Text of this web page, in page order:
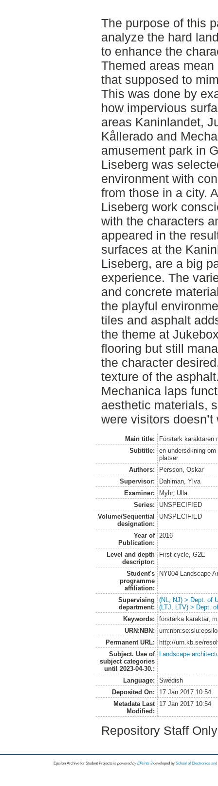
The purpose of this
analyze the hard
to enhance the
Themed areas
that supposed to
This was done by
how impervious
areas Kaninlandet,
Kållerado and
amusement park in
Liseberg was
environment with
from those in a city.
Liseberg work
with the characters
appeared in the
surfaces at the
Liseberg, are a big
experience. The
and concrete
the playful
tiles and asphalt
the theme at
flooring but still
the character
texture of the
Mechanica laps
aesthetic materials,
were visitors doesn’t
Main title:
Förstärk karaktären
Subtitle:
en undersökning
platser
Authors:
Persson, Oskar
Supervisor:
Dahlman, Ylva
Examiner:
Myhr, Ulla
Series:
UNSPECIFIED
Volume/Sequential
designation:
UNSPECIFIED
Year of
Publication:
2016
Level and depth
descriptor:
First cycle, G2E
Student's
programme
affiliation:
NY004 Landscape
Supervising
department:
(NL, NJ) > Dept. of
(LTJ, LTV) > Dept.
Keywords:
förstärka karaktär,
URN:NBN:
Permanent URL:
http://urn.kb.se/
Subject. Use of
subject categories
until 2023-04-30.:
Landscape
Language:
Swedish
Deposited On:
17 Jan 2017 10:54
Metadata Last
Modified:
17 Jan 2017 10:54
Repository Staff
Epsilon Archive for Student Projects is powored byEPrints 3 developed by School of Electronics